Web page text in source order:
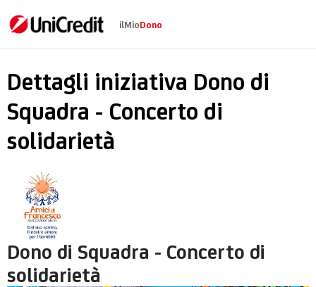
Dono di Squadra -
ilMioDono
Dettagli iniziativa Dono di
Squadra - Concerto di
solidarietà
Dono di Squadra - Concerto di
solidarietà